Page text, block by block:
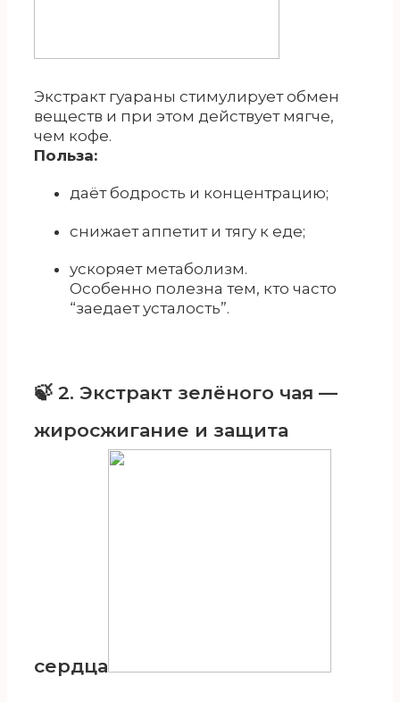
Экстракт гуараны стимулирует обмен
веществ и при этом действует мягче,
чем кофе.
Польза:
даёт бодрость и концентрацию;
снижает аппетит и тягу к еде;
ускоряет метаболизм.
Особенно полезна тем, кто часто
“заедает усталость”.
🍃 2. Экстракт зелёного чая —
жиросжигание и защита
сердца